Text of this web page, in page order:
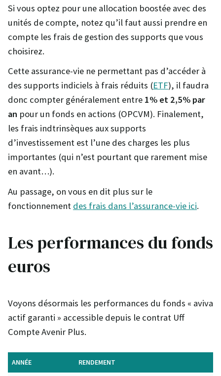
Si vous optez pour une allocation boostée avec des
unités de compte, notez qu’il faut aussi prendre en
compte les frais de gestion des supports que vous
choisirez.
Cette assurance-vie ne permettant pas d’accéder à
des supports indiciels à frais réduits (ETF), il faudra
donc compter généralement entre 1% et 2,5% par
an pour un fonds en actions (OPCVM). Finalement,
les frais indtrinsèques aux supports
d’investissement est l’une des charges les plus
importantes (qui n’est pourtant que rarement mise
en avant…).
Au passage, on vous en dit plus sur le
fonctionnement des frais dans l’assurance-vie ici.
Les performances du fonds
euros
Voyons désormais les performances du fonds « aviva
actif garanti » accessible depuis le contrat Uff
Compte Avenir Plus.
ANNÉE RENDEMENT